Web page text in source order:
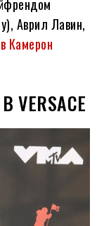
Аврил Лавин,
Камерон